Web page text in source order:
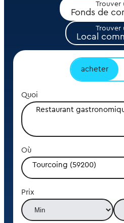
Trouver
Fonds de
Trouver
Local
acheter
Quoi
Restaurant
Où
Tourcoing (59200)
Prix